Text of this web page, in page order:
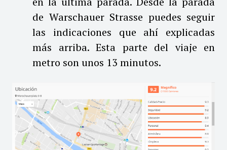
de Warschauer Strasse puedes seguir
las indicaciones que ahí explicadas
más arriba. Esta parte del viaje en
metro son unos 13 minutos.